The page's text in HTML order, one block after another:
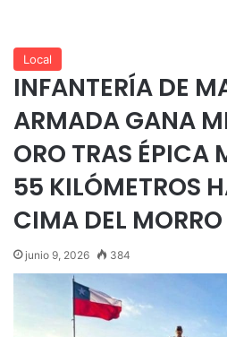
Local
INFANTERÍA DE
ARMADA GANA
ORO TRAS ÉPICA
55 KILÓMETROS
CIMA DEL
junio 9, 2026 384